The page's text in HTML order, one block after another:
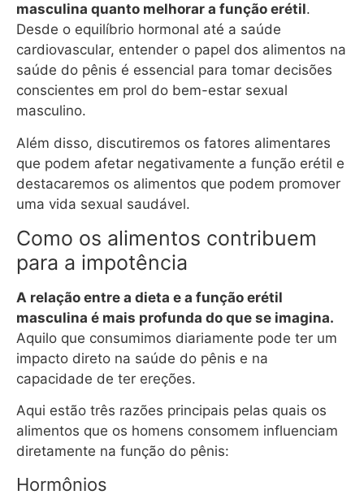
masculina quanto melhorar a função erétil.
Desde o equilíbrio hormonal até a saúde
cardiovascular, entender o papel dos alimentos na
saúde do pênis é essencial para tomar decisões
conscientes em prol do bem-estar sexual
masculino.
Além disso, discutiremos os fatores alimentares
que podem afetar negativamente a função erétil e
destacaremos os alimentos que podem promover
uma vida sexual saudável.
Como os alimentos contribuem
para a impotência
A relação entre a dieta e a função erétil
masculina é mais profunda do que se imagina.
Aquilo que consumimos diariamente pode ter um
impacto direto na saúde do pênis e na
capacidade de ter ereções.
Aqui estão três razões principais pelas quais os
alimentos que os homens consomem influenciam
diretamente na função do pênis:
Hormônios